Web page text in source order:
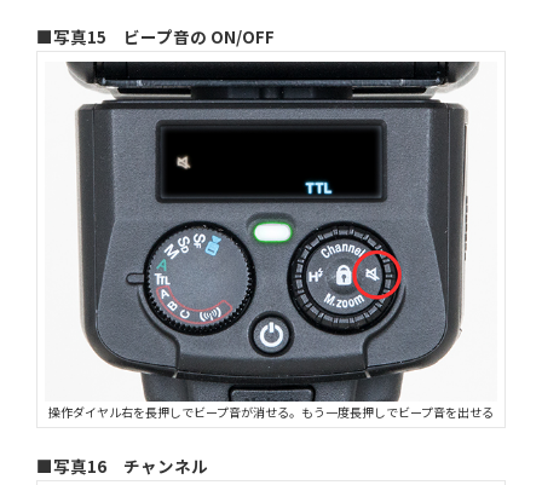
■写真15 ビープ音の ON/OFF
操作ダイヤル右を長押しでビープ音が消せる。もう一度長押しでビープ音を出せる
■写真16 チャンネル